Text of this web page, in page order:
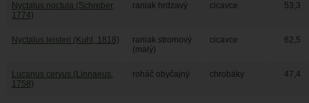
Nyctalus noctula (Schreber,
1774)
raniak hrdzavý cicavce 53,3
Nyctalus leisleri (Kuhl, 1818)
raniak stromový
(malý)
cicavce 62,5
Lucanus cervus (Linnaeus,
1758)
roháč obyčajný chrobáky 47,4